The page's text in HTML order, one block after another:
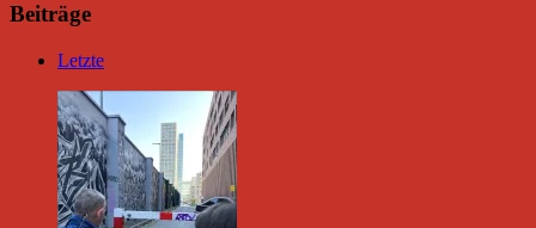
Beiträge
Letzte